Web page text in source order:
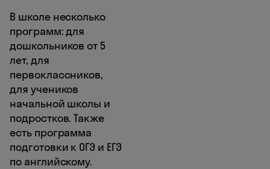
В школе несколько
программ: для
дошкольников от 5
лет, для
первоклассников,
для учеников
начальной школы и
подростков. Также
есть программа
подготовки к ОГЭ и ЕГЭ
по английскому.